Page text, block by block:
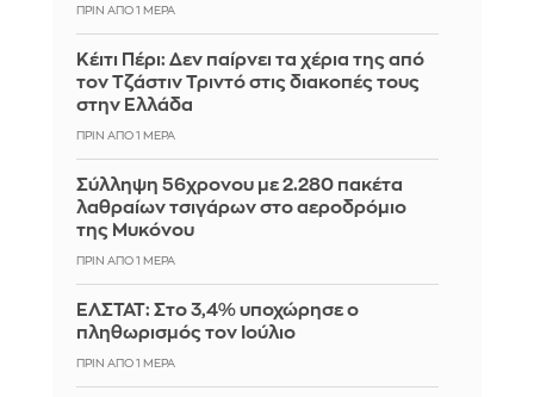
ΠΡΙΝ ΑΠΌ 1 ΜΈΡΑ
Κέιτι Πέρι: Δεν παίρνει τα χέρια της από
τον Τζάστιν Τριντό στις διακοπές τους
στην Ελλάδα
ΠΡΙΝ ΑΠΌ 1 ΜΈΡΑ
Σύλληψη 56χρονου με 2.280 πακέτα
λαθραίων τσιγάρων στο αεροδρόμιο
της Μυκόνου
ΠΡΙΝ ΑΠΌ 1 ΜΈΡΑ
ΕΛΣΤΑΤ: Στο 3,4% υποχώρησε ο
πληθωρισμός τον Ιούλιο
ΠΡΙΝ ΑΠΌ 1 ΜΈΡΑ